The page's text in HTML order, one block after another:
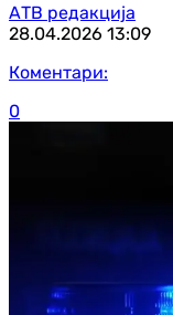
АТВ редакција
28.04.2026 13:09
Коментари:
0